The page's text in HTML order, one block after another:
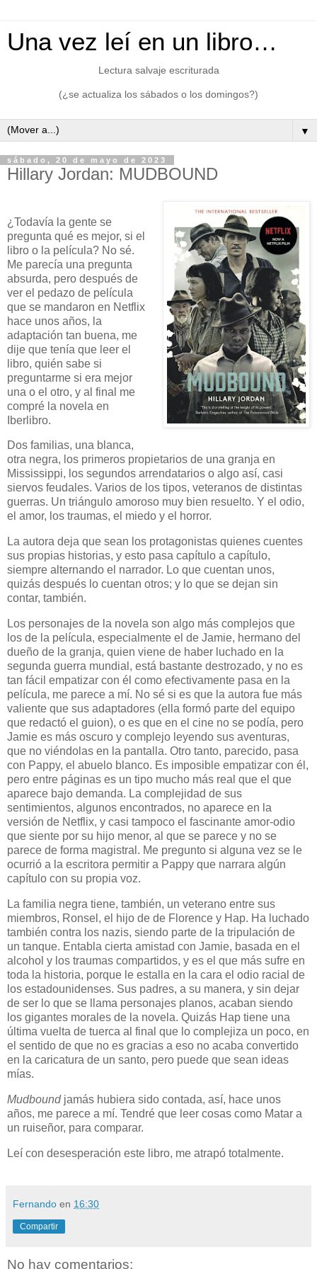
Una vez leí en un libro…
Lectura salvaje escriturada
(¿se actualiza los sábados o los domingos?)
▼
sábado, 20 de mayo de 2023
Hillary Jordan: MUDBOUND
¿Todavía la gente se
pregunta qué es mejor, si el
libro o la película? No sé.
Me parecía una pregunta
absurda, pero después de
ver el pedazo de película
que se mandaron en Netflix
hace unos años, la
adaptación tan buena, me
dije que tenía que leer el
libro, quién sabe si
preguntarme si era mejor
una o el otro, y al final me
compré la novela en
Iberlibro.
Dos familias, una blanca,
otra negra, los primeros propietarios de una granja en
Mississippi, los segundos arrendatarios o algo así, casi
siervos feudales. Varios de los tipos, veteranos de distintas
guerras. Un triángulo amoroso muy bien resuelto. Y el odio,
el amor, los traumas, el miedo y el horror.
La autora deja que sean los protagonistas quienes cuentes
sus propias historias, y esto pasa capítulo a capítulo,
siempre alternando el narrador. Lo que cuentan unos,
quizás después lo cuentan otros; y lo que se dejan sin
contar, también.
Los personajes de la novela son algo más complejos que
los de la película, especialmente el de Jamie, hermano del
dueño de la granja, quien viene de haber luchado en la
segunda guerra mundial, está bastante destrozado, y no es
tan fácil empatizar con él como efectivamente pasa en la
película, me parece a mí. No sé si es que la autora fue más
valiente que sus adaptadores (ella formó parte del equipo
que redactó el guion), o es que en el cine no se podía, pero
Jamie es más oscuro y complejo leyendo sus aventuras,
que no viéndolas en la pantalla. Otro tanto, parecido, pasa
con Pappy, el abuelo blanco. Es imposible empatizar con él,
pero entre páginas es un tipo mucho más real que el que
aparece bajo demanda. La complejidad de sus
sentimientos, algunos encontrados, no aparece en la
versión de Netflix, y casi tampoco el fascinante amor-odio
que siente por su hijo menor, al que se parece y no se
parece de forma magistral. Me pregunto si alguna vez se le
ocurrió a la escritora permitir a Pappy que narrara algún
capítulo con su propia voz.
La familia negra tiene, también, un veterano entre sus
miembros, Ronsel, el hijo de de Florence y Hap. Ha luchado
también contra los nazis, siendo parte de la tripulación de
un tanque. Entabla cierta amistad con Jamie, basada en el
alcohol y los traumas compartidos, y es el que más sufre en
toda la historia, porque le estalla en la cara el odio racial de
los estadounidenses. Sus padres, a su manera, y sin dejar
de ser lo que se llama personajes planos, acaban siendo
los gigantes morales de la novela. Quizás Hap tiene una
última vuelta de tuerca al final que lo complejiza un poco, en
el sentido de que no es gracias a eso no acaba convertido
en la caricatura de un santo, pero puede que sean ideas
mías.
Mudboundjamás hubiera sido contada, así, hace unos
años, me parece a mí. Tendré que leer cosas como Matar a
un ruiseñor, para comparar.
Leí con desesperación este libro, me atrapó totalmente.
Fernando en 16:30
Compartir
No hay comentarios: